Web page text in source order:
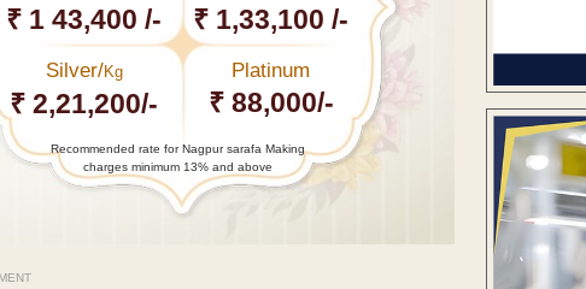
₹ 1 43,400 /- ₹ 1,33,100 /-
Silver/Kg
₹ 2,21,200/-
Platinum
₹ 88,000/-
Recommended rate for Nagpur sarafa Making
charges minimum 13% and above